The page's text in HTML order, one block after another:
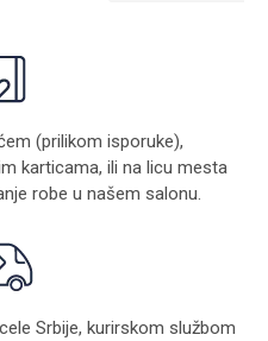
(prilikom isporuke),
karticama, ili na licu mesta
robe u našem salonu.
Srbije, kurirskom službom